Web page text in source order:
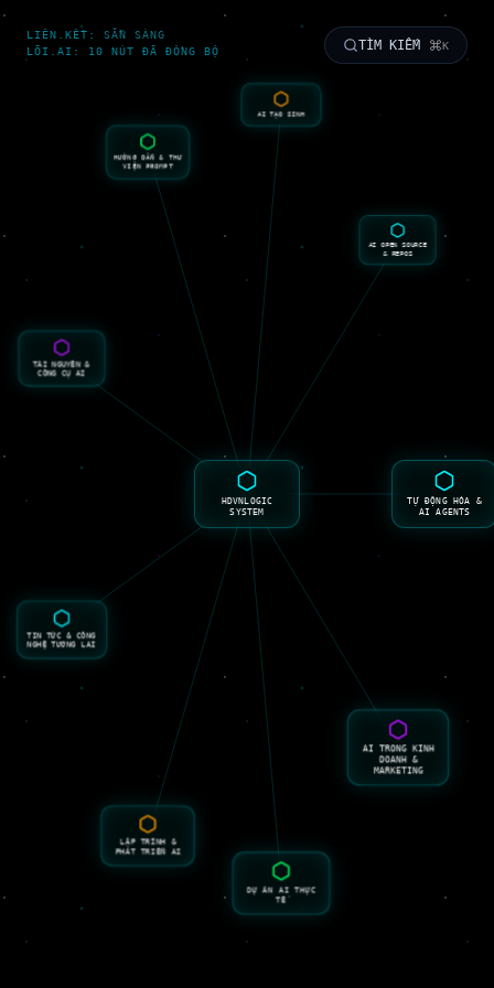
LIÊN.KẾT : SẴN SÀNG
LÕI.AI : 10 NÚT ĐÃ ĐỒNG BỘ TÌM KIẾM K
HDVNLOGIC
SYSTEM
TỰ ĐỘNG HÓA &
AI AGENTS
AI TRONG KINH
DOANH &
MARKETING
DỰ ÁN AI THỰC
TẾ
LẬP TRÌNH &
PHÁT TRIỂN AI
TIN TỨC & CÔNG
NGHỆ TƯƠNG LAI
TÀI NGUYÊN &
CÔNG CỤ AI
HƯỚNG DẪN & THƯ
VIỆN PROMPT
AI TẠO SINH
AI OPEN SOURCE
& REPOS